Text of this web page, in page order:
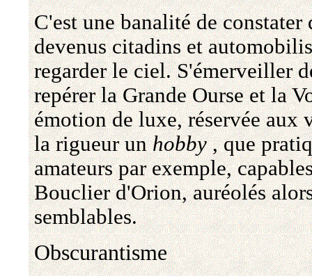
C'est une banalité de
devenus citadins et
regarder le ciel. S'émerveiller
repérer la Grande Ourse et la
émotion de luxe, réservée aux
la rigueur unhobby, que
amateurs par exemple,
Bouclier d'Orion, auréolés
semblables.
Obscurantisme